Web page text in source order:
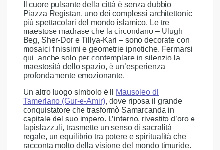
Il cuore pulsante della città è senza dubbio
Piazza Registan, uno dei complessi architettonici
più spettacolari del mondo islamico. Le tre
maestose madrase che la circondano – Ulugh
Beg, Sher-Dor e Tillya-Kari – sono decorate con
mosaici finissimi e geometrie ipnotiche. Fermarsi
qui, anche solo per contemplare in silenzio la
maestosità dello spazio, è un’esperienza
profondamente emozionante.
Un altro luogo simbolo è il
Mausoleo di
Tamerlano (Gur-e-Amir), dove riposa il grande
conquistatore che trasformò Samarcanda in
capitale del suo impero. L’interno, rivestito d’oro e
lapislazzuli, trasmette un senso di sacralità
regale, un equilibrio tra potere e spiritualità che
racconta molto della visione del mondo timuride.